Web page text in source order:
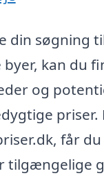
din søgning
kan du
og
får
tilgængelige